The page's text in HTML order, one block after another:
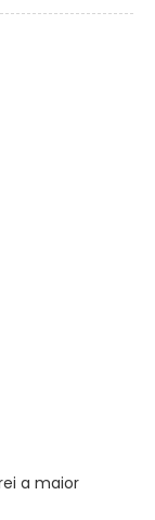
a maior